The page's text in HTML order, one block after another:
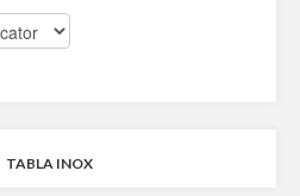
TABLA INOX